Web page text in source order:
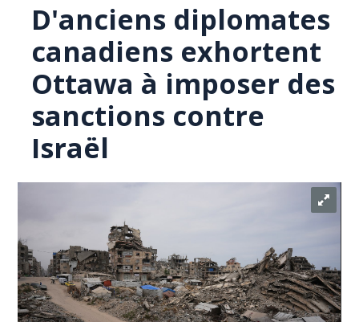
D'anciens diplomates
canadiens exhortent
Ottawa à imposer des
sanctions contre
Israël